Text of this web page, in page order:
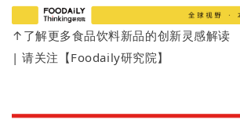
↑了解更多食品饮料新品的创新灵感解读
| 请关注【Foodaily研究院】